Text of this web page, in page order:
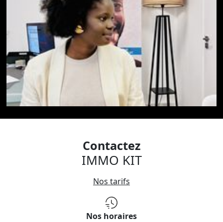
Contactez
IMMO KIT
Nos tarifs
Nos horaires